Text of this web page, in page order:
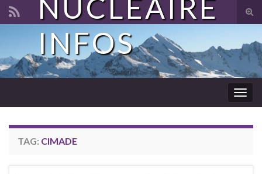
Search for:
NUCLÉAIRE
INFOS
TAG: CIMADE